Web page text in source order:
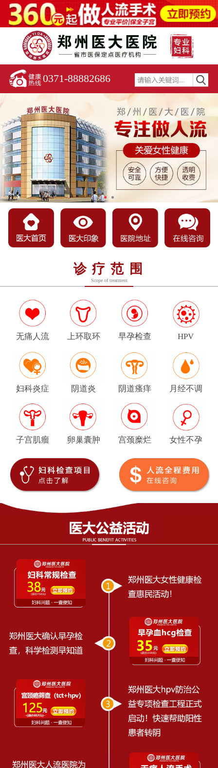
0371-88882686
诊疗范围
Scope of treatment
无痛人流 上环取环 早孕检查 HPV
妇科炎症 阴道炎 阴道瘙痒 月经不调
子宫肌瘤 卵巢囊肿 宫颈糜烂 女性不孕